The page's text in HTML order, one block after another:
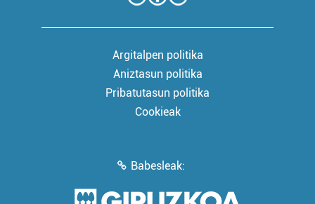
Argitalpen politika
Aniztasun politika
Pribatutasun politika
Cookieak
Babesleak: